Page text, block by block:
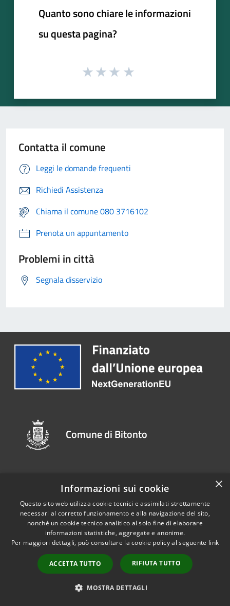
Quanto sono chiare le informazioni
su questa pagina?
Contatta il comune
Leggi le domande frequenti
Richiedi Assistenza
Chiama il comune 080 3716102
Prenota un appuntamento
Problemi in città
Segnala disservizio
Comune di Bitonto
Youtube
AMMINISTRAZIONE
Organi di Governo
Aree Amministrative
×
Informazioni sui cookie
Questo sito web utilizza cookie tecnici e assimilati strettamente
necessari al corretto funzionamento e alla navigazione del sito,
nonché un cookie tecnico analitico al solo fine di elaborare
informazioni statistiche, aggregate e anonime.
Per maggiori dettagli, può consultare la cookie policy al seguente link
ACCETTA TUTTO RIFIUTA TUTTO
MOSTRA DETTAGLI